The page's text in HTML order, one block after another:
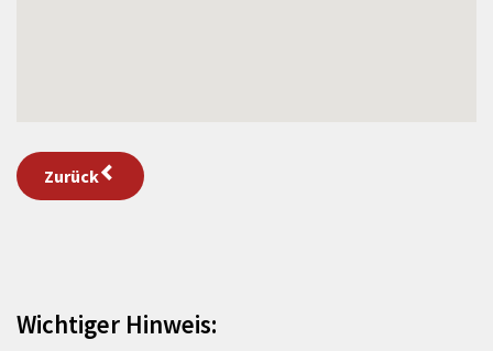
Zurück
Wichtiger Hinweis: